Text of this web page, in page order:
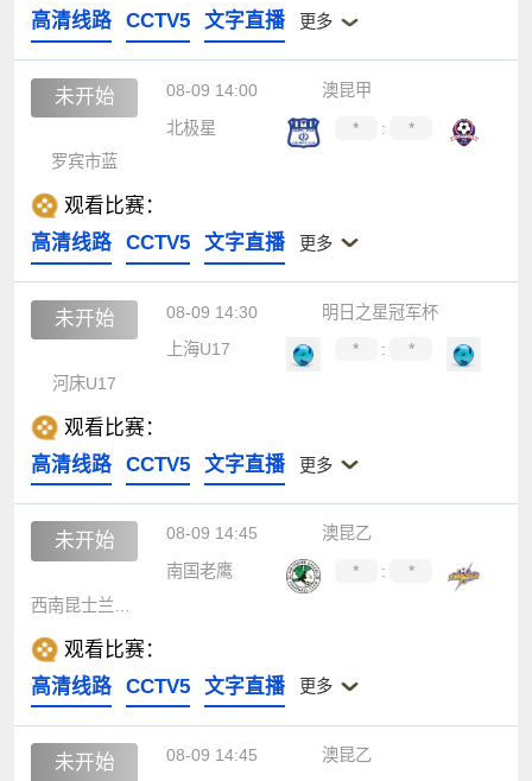
高清线路
CCTV5 文字直播 更多
未开始 08-09 14:00
澳昆甲
北极星
* :
*
罗宾市蓝
观看比赛：
高清线路
CCTV5 文字直播 更多
未开始 08-09 14:30
明日之星冠军杯
上海U17
* :
*
河床U17
观看比赛：
高清线路
CCTV5 文字直播 更多
未开始 08-09 14:45
澳昆乙
南国老鹰
* :
*
观看比赛：
高清线路
CCTV5 文字直播 更多
未开始 08-09 14:45 澳昆乙